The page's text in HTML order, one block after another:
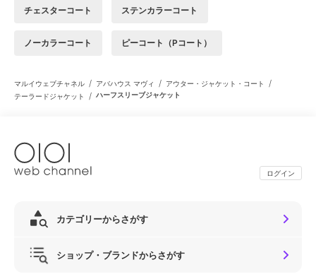
チェスターコート ステンカラーコート
ノーカラーコート ピーコート（Pコート）
マルイウェブチャネル / アバハウス マヴィ / アウター・ジャケット・コート /
テーラードジャケット / ハーフスリーブジャケット
ログイン
カテゴリーからさがす
ショップ・ブランドからさがす